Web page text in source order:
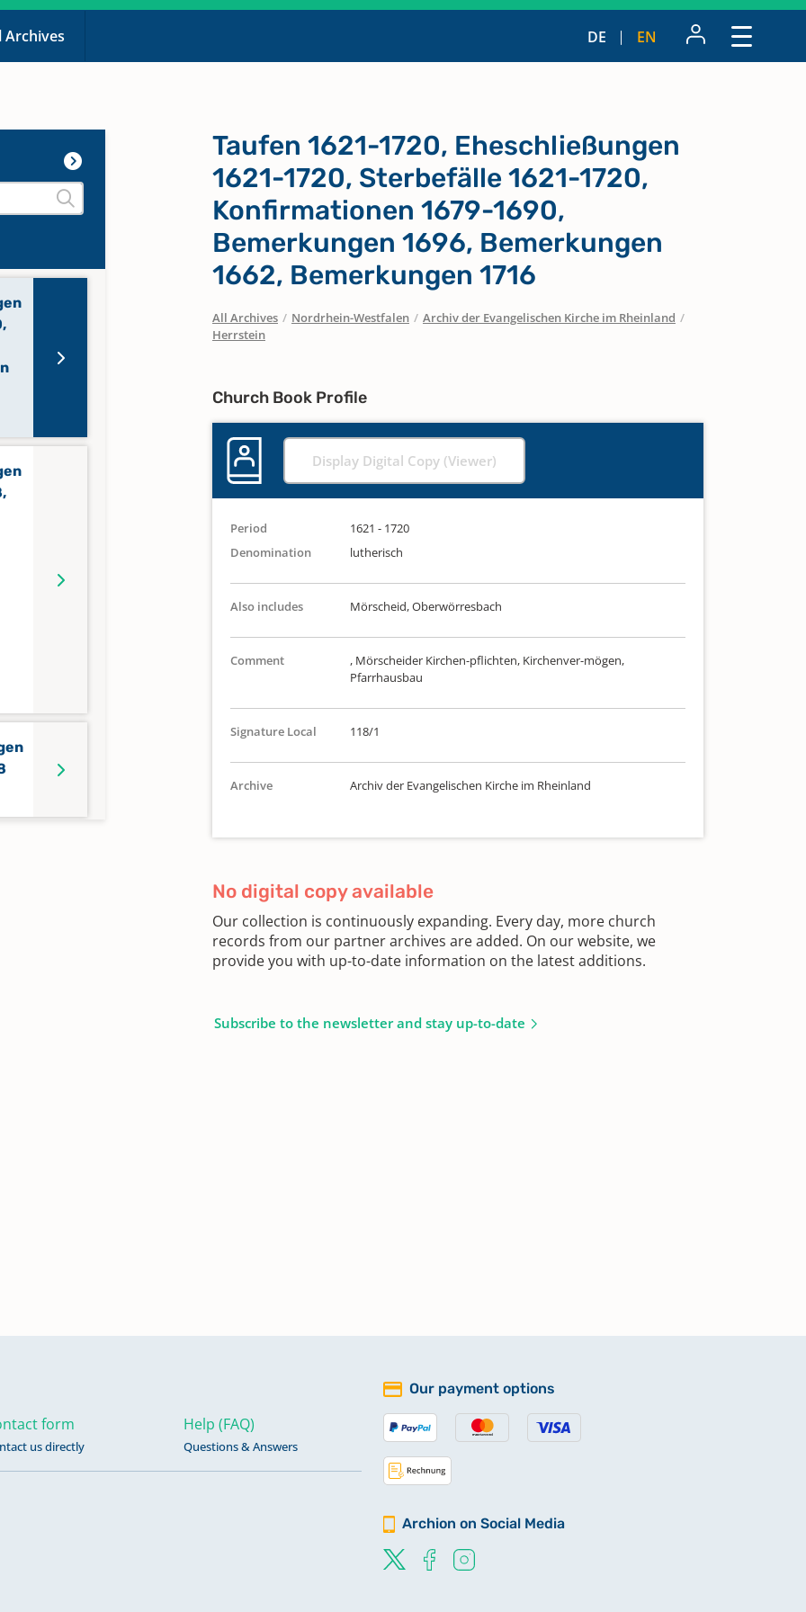
Archives DE EN
Taufen 1621-1720, Eheschließungen
1621-1720, Sterbefälle 1621-1720,
Konfirmationen 1679-1690,
Bemerkungen 1696, Bemerkungen
1662, Bemerkungen 1716
All Archives / Nordrhein-Westfalen / Archiv der Evangelischen Kirche im Rheinland /
Herrstein
Church Book Profile
Display Digital Copy (Viewer)
Period
1621 - 1720
Denomination
lutherisch
Also includes Mörscheid, Oberwörresbach
Comment
, Mörscheider Kirchen-pflichten, Kirchenver-mögen,
Pfarrhausbau
Signature Local 118/1
Archive Archiv der Evangelischen Kirche im Rheinland
No digital copy available
Our collection is continuously expanding. Every day, more church
records from our partner archives are added. On our website, we
provide you with up-to-date information on the latest additions.
Subscribe to the newsletter and stay up-to-date
form
us directly
Help (FAQ)
Questions & Answers
Our payment options
Archion on Social Media